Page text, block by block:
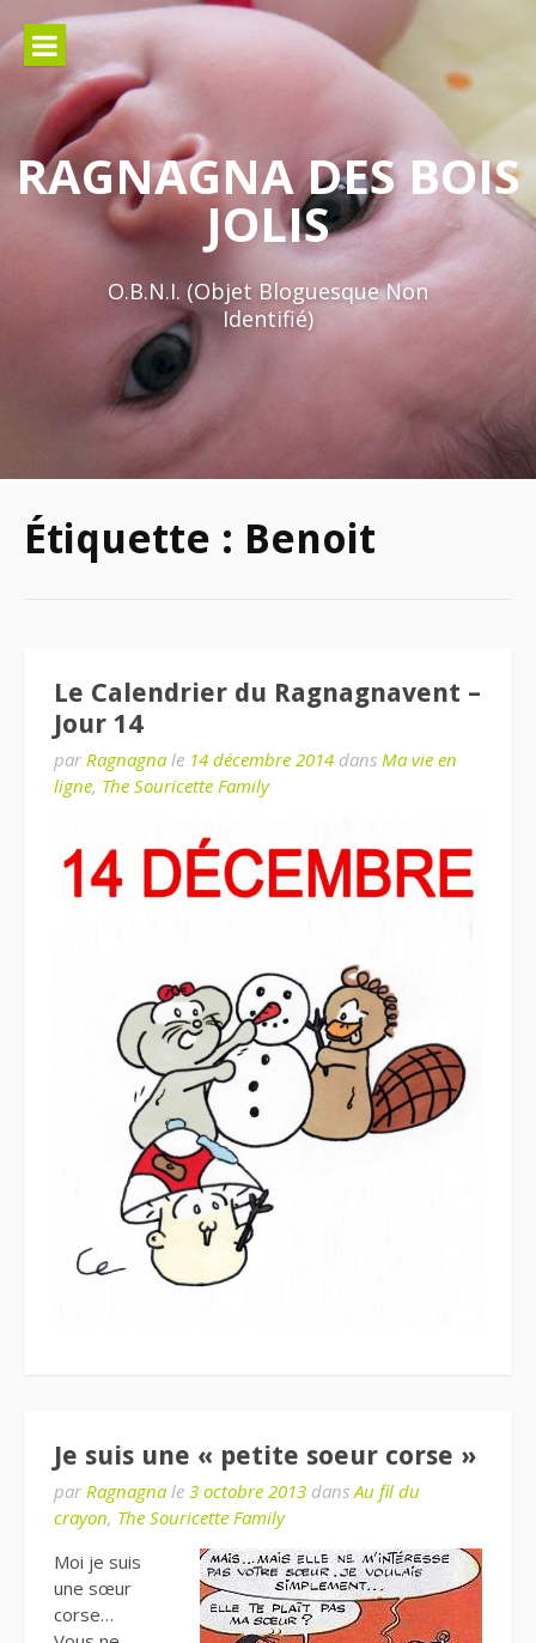
au
contenu
RAGNAGNA DES BOIS
JOLIS
O.B.N.I. (Objet Bloguesque Non
Identifié)
Étiquette : Benoit
Le Calendrier du Ragnagnavent –
Jour 14
par Ragnagna le 14 décembre 2014 dans Ma vie en
ligne, The Souricette Family
Je suis une « petite soeur corse »
par Ragnagna le 3 octobre 2013 dansAu fil du
crayon, The Souricette Family
Moi je suis
une sœur
corse…